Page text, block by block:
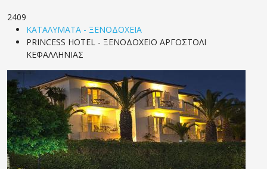
2409
ΚΑΤΑΛΥΜΑΤΑ - ΞΕΝΟΔΟΧΕΙΑ
PRINCESS HOTEL - ΞΕΝΟΔΟΧΕΙΟ ΑΡΓΟΣΤΟΛΙ
ΚΕΦΑΛΛΗΝΙΑΣ